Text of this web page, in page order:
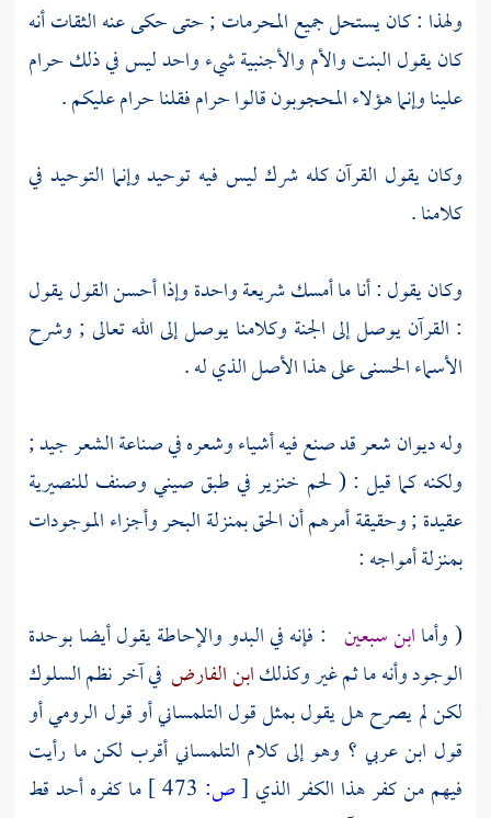
ولهذا : كان يستحل جميع المحرمات ; حتى حكى عنه الثقات أنه
كان يقول البنت والأم والأجنبية شيء واحد ليس في ذلك حرام
علينا وإنما هؤلاء المحجوبون قالوا حرام فقلنا حرام عليكم .
وكان يقول القرآن كله شرك ليس فيه توحيد وإنما التوحيد في
كلامنا .
وكان يقول : أنا ما أمسك شريعة واحدة وإذا أحسن القول يقول
: القرآن يوصل إلى الجنة وكلامنا يوصل إلى الله تعالى ; وشرح
الأسماء الحسنى على هذا الأصل الذي له .
وله ديوان شعر قد صنع فيه أشياء وشعره في صناعة الشعر جيد ;
ولكنه كما قيل : ( لحم خنزير في طبق صيني وصنف للنصيرية
عقيدة ; وحقيقة أمرهم أن الحق بمنزلة البحر وأجزاء الموجودات
بمنزلة أمواجه :
( وأماابن سبعين : فإنه في البدو والإحاطة يقول أيضا بوحدة
الوجود وأنه ما ثم غير وكذلكابن الفارض في آخر نظم السلوك
لكن لم يصرح هل يقول بمثل قولالتلمسانيأو قول الروميأو
قول ابن عربي ؟ وهو إلى كلام التلمسانيأقرب لكن ما رأيت
فيهم من كفر هذا الكفر الذي [ص:
ما كفره أحد قط